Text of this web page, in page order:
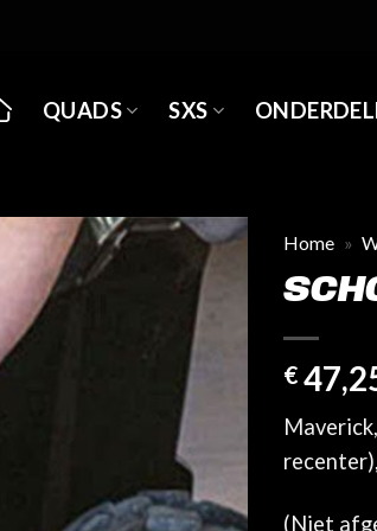
QUADS SXS
Home »
€
(Niet